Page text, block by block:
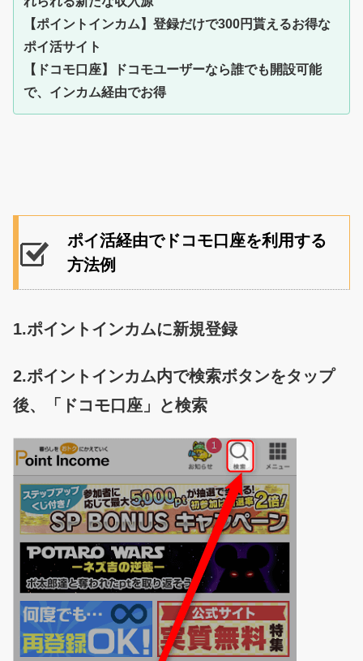
【ポイントインカム】登録だけで300円貰えるお得な
ポイ活サイト
【ドコモ口座】ドコモユーザーなら誰でも開設可能
で、インカム経由でお得
ポイ活経由でドコモ口座を利用する
方法例
1.ポイントインカムに新規登録
2.ポイントインカム内で検索ボタンをタップ
後、「ドコモ口座」と検索